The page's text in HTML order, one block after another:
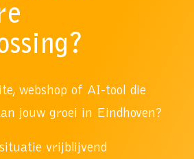
webshop of AI-tool die
jouw groei in Eindhoven?
vrijblijvend